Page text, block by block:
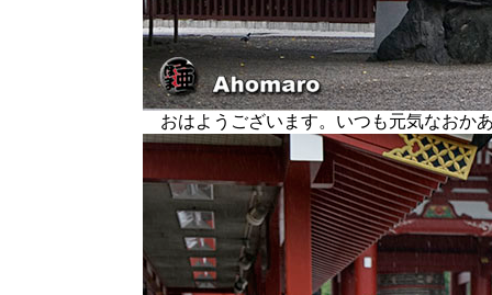
おはようございます。いつも元気なおか